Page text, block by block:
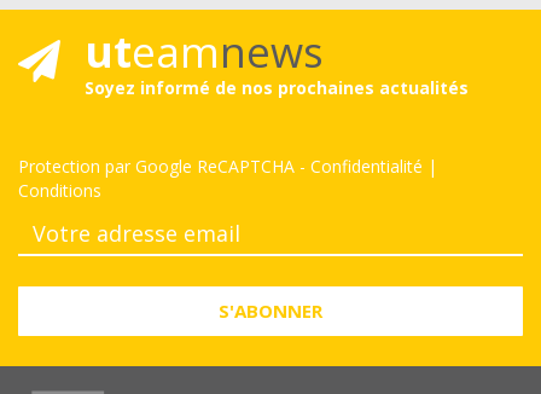
uteamnews
Soyez informé de nos prochaines actualités
S'ABONNER
Protection par Google ReCAPTCHA - Confidentialité |
Conditions